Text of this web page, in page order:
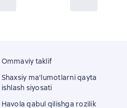
Ommaviy taklif
Shaxsiy ma'lumotlarni qayta
ishlash siyosati
Havola qabul qilishga rozilik